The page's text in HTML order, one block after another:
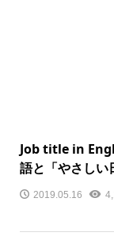
Job title in
語と「やさしい
2019.05.16